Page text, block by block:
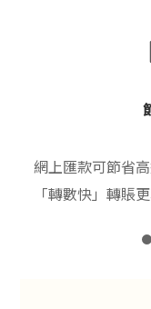
網上匯款可節省
「轉數快」轉賬